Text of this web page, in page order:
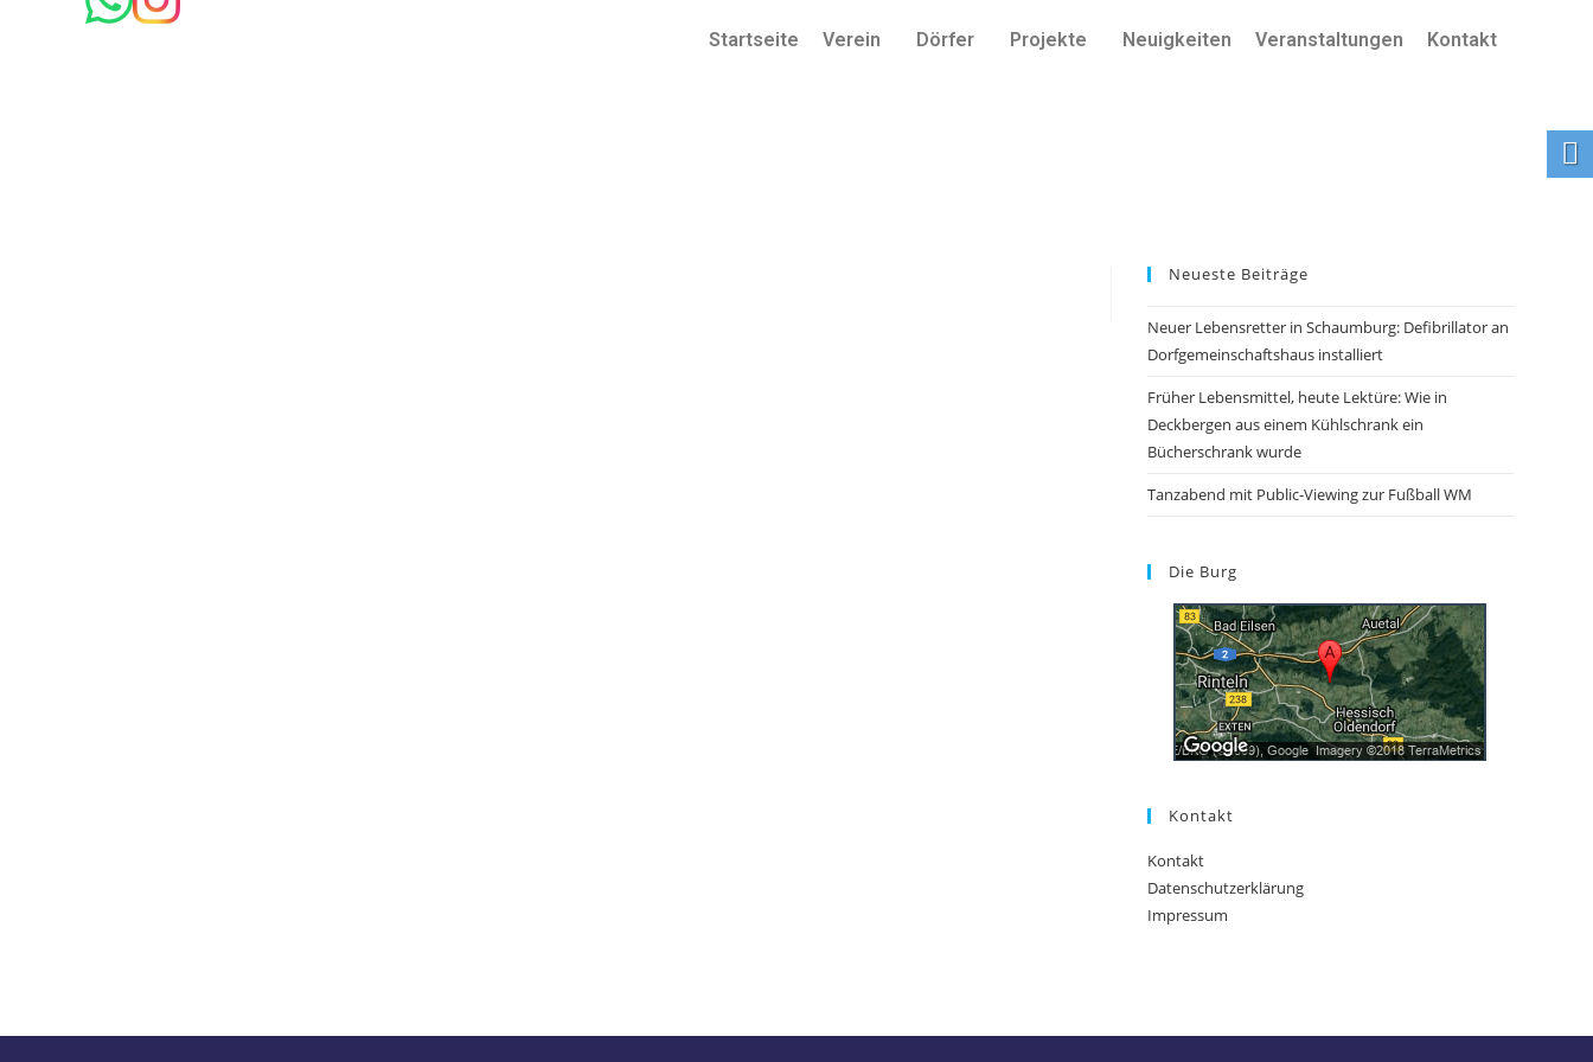
Startseite Verein Dörfer Projekte Neuigkeiten Veranstaltungen Kontakt
Neueste Beiträge
Neuer Lebensretter in Schaumburg: Defibrillator an
Dorfgemeinschaftshaus installiert
Früher Lebensmittel, heute Lektüre: Wie in
Deckbergen aus einem Kühlschrank ein
Bücherschrank wurde
Tanzabend mit Public-Viewing zur Fußball WM
Die Burg
Kontakt
Kontakt
Datenschutzerklärung
Impressum